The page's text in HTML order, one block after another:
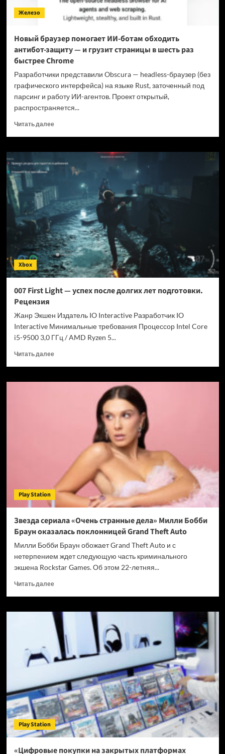
на
токены
раз
Железо
Новый браузер помогает ИИ-ботам обходить
антибот-защиту — и грузит страницы в шесть раз
быстрее Chrome
Разработчики представили Obscura — headless-браузер (без
графического интерфейса) на языке Rust, заточенный под
парсинг и работу ИИ-агентов. Проект открытый,
распространяется...
Читать далееПрочитать
Новый
браузер
помогает
ботам
обходить
антибот-
защиту
—
и
грузит
страницы
в
шесть
быстрее
Xbox
007 First Light — успех после долгих лет подготовки.
Рецензия
Жанр Экшен Издатель IO Interactive Разработчик IO
Interactive Минимальные требования Процессор Intel Core
i5-9500 3,0 ГГц / AMD Ryzen 5...
Читать далееПрочитать
007
подготовки.
Рецензия
Play Station
Звезда сериала «Очень странные дела» Милли Бобби
Браун оказалась поклонницей Grand Theft Auto
Милли Бобби Браун обожает Grand Theft Auto и с
нетерпением ждет следующую часть криминального
экшена Rockstar Games. Об этом 22-летняя...
Читать далееПрочитать
Звезда
сериала
«Очень
странные
дела»
Милли
Браун
оказалась
поклонницей
Grand
Theft
Auto
Play Station
«Цифровые покупки на закрытых платформах